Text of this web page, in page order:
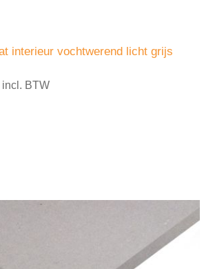
interieur vochtwerend licht grijs
BTW